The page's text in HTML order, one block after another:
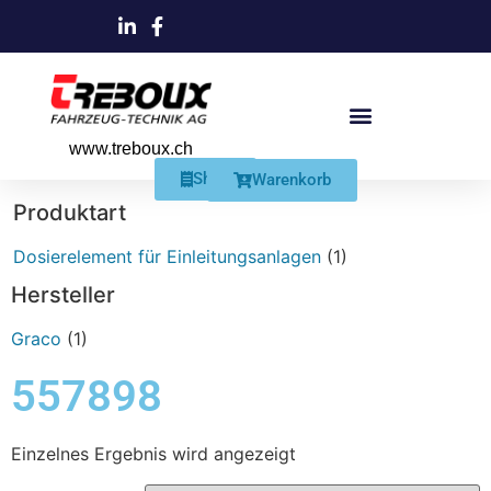
www.treboux.ch
Shop Warenkorb
Produktart
Dosierelement für Einleitungsanlagen (1)
Hersteller
Graco (1)
557898
Einzelnes Ergebnis wird angezeigt